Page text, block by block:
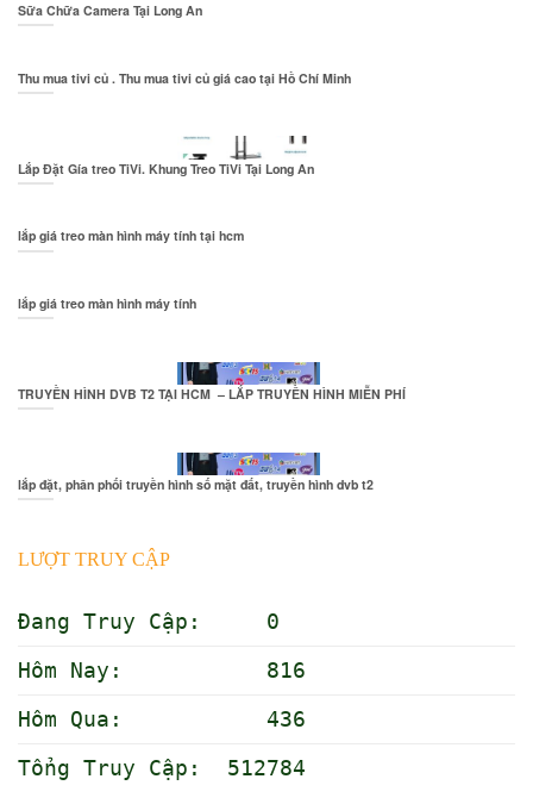
Sữa Chữa Camera Tại Long An
Thu mua tivi củ . Thu mua tivi củ giá cao tại Hồ Chí Minh
Lắp Đặt Gía treo TiVi. Khung Treo TiVi Tại Long An
lắp giá treo màn hình máy tính tại hcm
lắp giá treo màn hình máy tính
TRUYỀN HÌNH DVB T2 TẠI HCM – LẮP TRUYỀN HÌNH MIỄN PHÍ
lắp đặt, phân phối truyền hình số mặt đất, truyền hình dvb t2
LƯỢT TRUY CẬP
Đang Truy Cập: 0
Hôm Nay: 816
Hôm Qua: 436
Tổng Truy Cập: 512784